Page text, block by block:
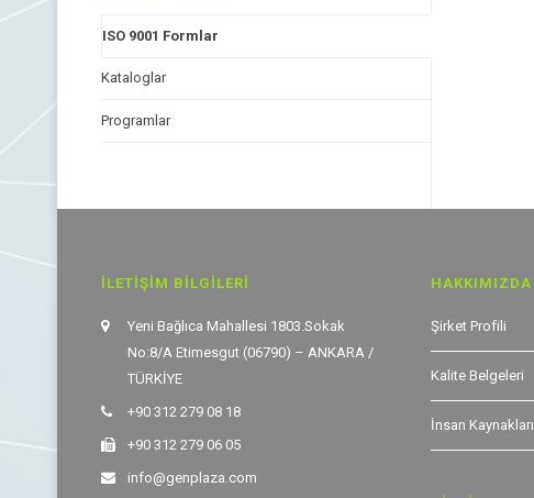
ISO 9001 Formlar
Kataloglar
Programlar
İLETIŞIM BILGILERI
Yeni Bağlıca Mahallesi 1803.Sokak
No:8/A Etimesgut (06790) – ANKARA /
TÜRKİYE
+90 312 279 08 18
+90 312 279 06 05
info@genplaza.com
HAKKIMIZDA
Şirket Profili
Kalite Belgeleri
İnsan Kaynakları